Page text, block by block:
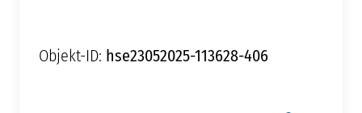
Objekt-ID: hse23052025-113628-406